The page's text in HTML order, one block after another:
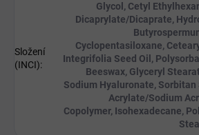
Složení
(INCI):
Glycol, Cetyl
Dicaprylate/​Dicaprate,
Cyclopentasiloxane,
Integrifolia Seed Oil,
Beeswax, Glyceryl
Sodium Hyaluronate,
Acrylate/​Sodium
Copolymer, Isohexadecane,